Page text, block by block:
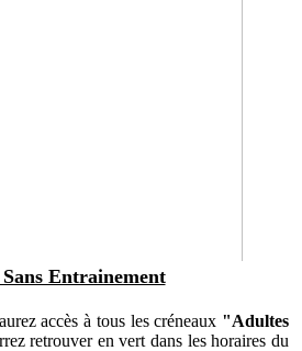
Entrainement
accès à tous les créneaux "Adultes
retrouver en vert dans les horaires du